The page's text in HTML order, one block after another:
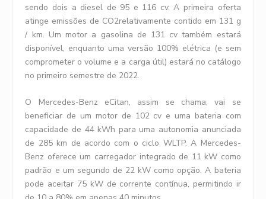
sendo dois a diesel de 95 e 116 cv. A primeira oferta
atinge emissões de CO2relativamente contido em 131 g
/ km. Um motor a gasolina de 131 cv também estará
disponível, enquanto uma versão 100% elétrica (e sem
comprometer o volume e a carga útil) estará no catálogo
no primeiro semestre de 2022.
O Mercedes-Benz eCitan, assim se chama, vai se
beneficiar de um motor de 102 cv e uma bateria com
capacidade de 44 kWh para uma autonomia anunciada
de 285 km de acordo com o ciclo WLTP. A Mercedes-
Benz oferece um carregador integrado de 11 kW como
padrão e um segundo de 22 kW como opção. A bateria
pode aceitar 75 kW de corrente contínua, permitindo ir